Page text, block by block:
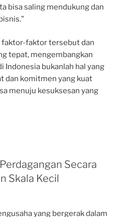
bisa saling mendukung dan
faktor tersebut dan
tepat, mengembangkan
Indonesia bukanlah hal yang
dan komitmen yang kuat
menuju kesuksesan yang
Secara
Skala Kecil
yang bergerak dalam